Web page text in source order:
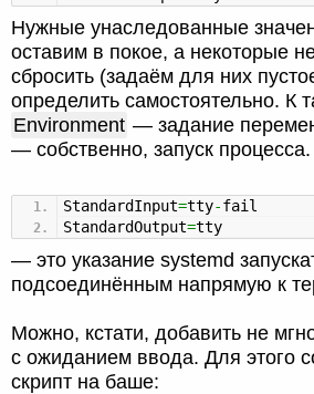
Нужные унаследованные
оставим в покое, а некоторые
сбросить (задаём для них
определить самостоятельно. К
Environment — задание
— собственно, запуск процесса.
StandardInput=tty-fail
StandardOutput=tty
— это указание systemd
подсоединённым напрямую к
Можно, кстати, добавить не
с ожиданием ввода. Для этого
скрипт на баше: